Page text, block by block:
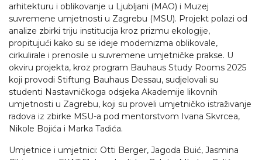
arhitekturu i oblikovanje u Ljubljani (MAO) i Muzej
suvremene umjetnosti u Zagrebu (MSU). Projekt polazi od
analize zbirki triju institucija kroz prizmu ekologije,
propitujući kako su se ideje modernizma oblikovale,
cirkulirale i prenosile u suvremene umjetničke prakse. U
okviru projekta, kroz program Bauhaus Study Rooms 2025
koji provodi Stiftung Bauhaus Dessau, sudjelovali su
studenti Nastavničkoga odsjeka Akademije likovnih
umjetnosti u Zagrebu, koji su proveli umjetničko istraživanje
radova iz zbirke MSU-a pod mentorstvom Ivana Skvrcea,
Nikole Bojića i Marka Tadića.
Umjetnice i umjetnici: Otti Berger, Jagoda Buić, Jasmina